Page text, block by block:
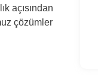
açısından
çözümler